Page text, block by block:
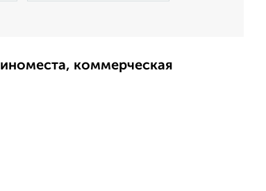
коммерческая